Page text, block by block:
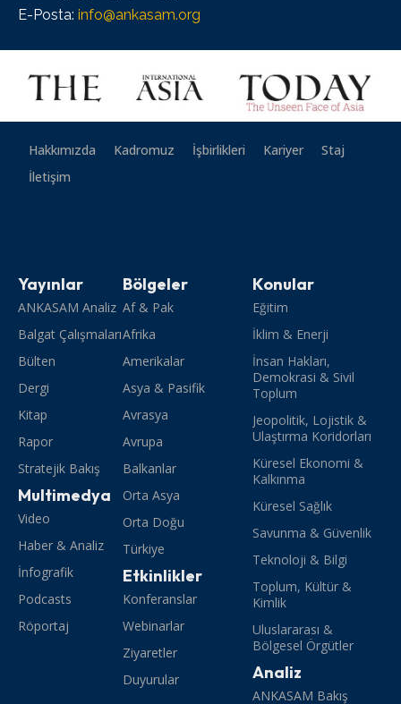
E-Posta: info@ankasam.org
Hakkımızda Kadromuz İşbirlikleri Kariyer
Staj
İletişim
Yayınlar
ANKASAM Analiz
Balgat Çalışmaları
Bülten
Dergi
Kitap
Rapor
Stratejik Bakış
Multimedya
Video
Haber & Analiz
İnfografik
Podcasts
Röportaj
Bölgeler
Af & Pak
Afrika
Amerikalar
Asya & Pasifik
Avrasya
Avrupa
Balkanlar
Orta Asya
Orta Doğu
Türkiye
Etkinlikler
Konferanslar
Webinarlar
Ziyaretler
Duyurular
Konular
Eğitim
İklim & Enerji
İnsan Hakları,
Demokrasi & Sivil
Toplum
Jeopolitik, Lojistik &
Ulaştırma Koridorları
Küresel Ekonomi &
Kalkınma
Küresel Sağlık
Savunma & Güvenlik
Teknoloji & Bilgi
Toplum, Kültür &
Kimlik
Uluslararası &
Bölgesel Örgütler
Analiz
ANKASAM Bakış